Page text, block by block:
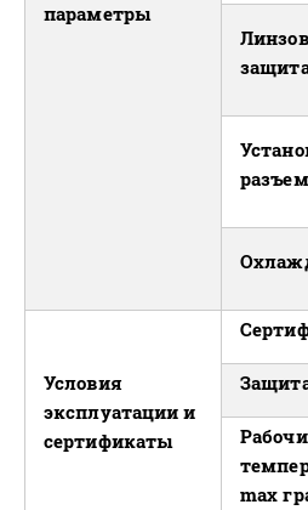
параметры
Условия
эксплуатации и
сертификаты
max